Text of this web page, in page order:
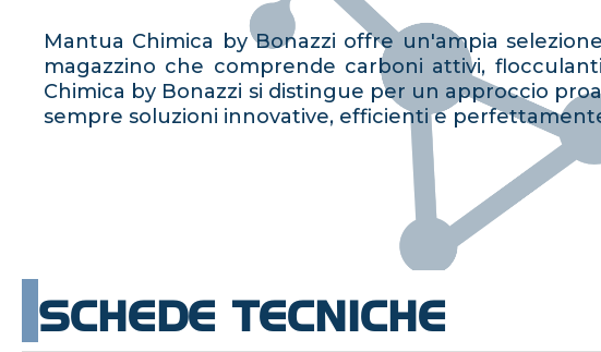
Mantua Chimica by Bonazzi offre un'ampia
magazzino che comprende carboni attivi,
Chimica by Bonazzi si distingue per un approccio
sempre soluzioni innovative, efficienti e
SCHEDE TECNICHE